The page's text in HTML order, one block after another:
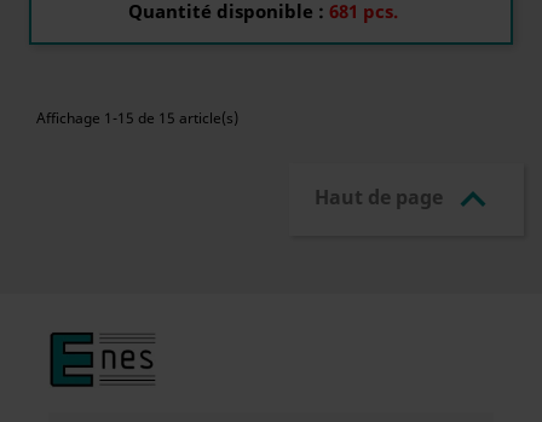
Quantité disponible : 681 pcs.
Affichage 1-15 de 15 article(s)
Haut de page 